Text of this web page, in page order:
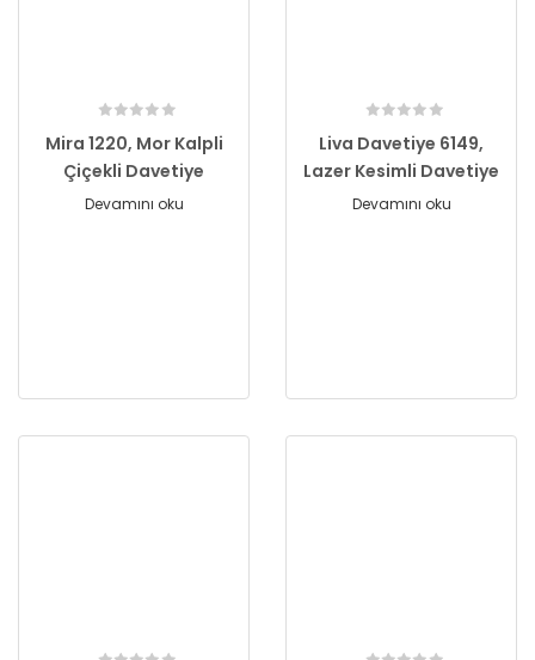
Mira 1220, Mor Kalpli
Çiçekli Davetiye
Devamını oku
Liva Davetiye 6149,
Lazer Kesimli Davetiye
Devamını oku